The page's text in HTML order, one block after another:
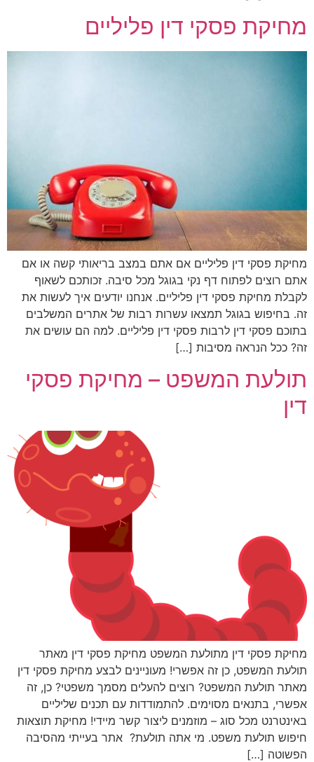
מחיקת פסקי דין פליליים
מחיקת פסקי דין פליליים אם אתם במצב בריאותי קשה או אם
אתם רוצים לפתוח דף נקי בגוגל מכל סיבה. זכותכם לשאוף
לקבלת מחיקת פסקי דין פליליים. אנחנו יודעים איך לעשות את
זה. בחיפוש בגוגל תמצאו עשרות רבות של אתרים המשלבים
בתוכם פסקי דין לרבות פסקי דין פליליים. למה הם עושים את
זה? ככל הנראה מסיבות […]
תולעת המשפט – מחיקת פסקי
דין
מחיקת פסקי דין מתולעת המשפט מחיקת פסקי דין מאתר
תולעת המשפט, כן זה אפשרי! מעוניינים לבצע מחיקת פסקי דין
מאתר תולעת המשפט? רוצים להעלים מסמך משפטי? כן, זה
אפשרי, בתנאים מסוימים. להתמודדות עם תכנים שליליים
באינטרנט מכל סוג – מוזמנים ליצור קשר מיידי! מחיקת תוצאות
חיפוש תולעת משפט. מי אתה תולעת? אתר בעייתי מהסיבה
הפשוטה […]